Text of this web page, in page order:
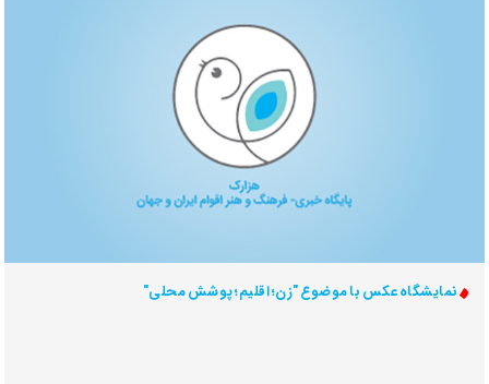
نمایشگاه عکس با موضوع "زن؛ اقلیم؛ پوشش محلی"